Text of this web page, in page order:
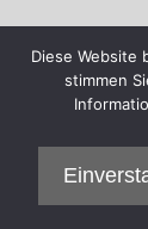
Diese Website
stimmen